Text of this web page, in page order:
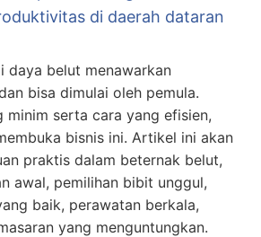
di daerah dataran
daya belut menawarkan
bisa dimulai oleh pemula.
minim serta cara yang efisien,
bisnis ini. Artikel ini akan
praktis dalam beternak belut,
awal, pemilihan bibit unggul,
baik, perawatan berkala,
yang menguntungkan.